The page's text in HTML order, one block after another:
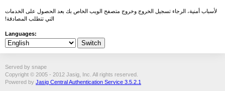
لأسباب أمنية، الرجاء تسجيل الخروج وخروج متصفح الويب الخاص بك بعد الحصول على الخدمات
التي تتطلب المصادقة!
Languages:
Served by snape
Copyright © 2005 - 2012 Jasig, Inc. All rights reserved.
Powered by Jasig Central Authentication Service 3.5.2.1